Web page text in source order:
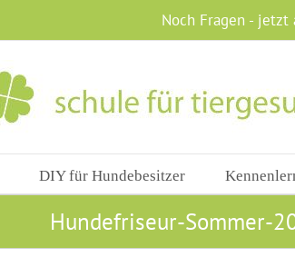
Noch Fragen - jetzt
DIY für Hundebesitzer
Hundefriseur-Sommer-